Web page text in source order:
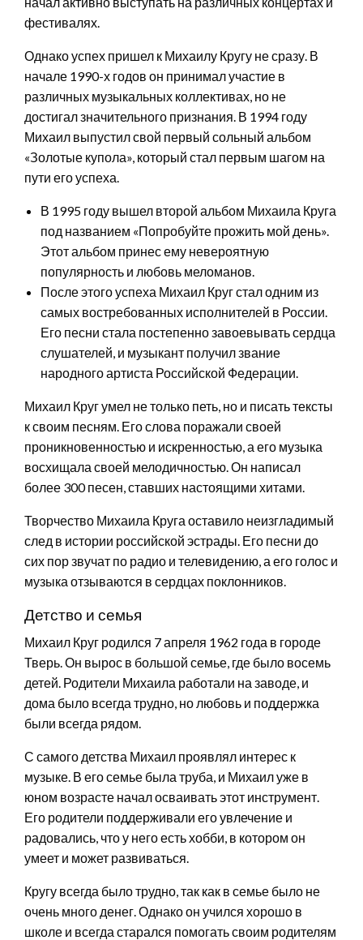
фестивалях.
Однако успех пришел к Михаилу Кругу не сразу. В
начале 1990-х годов он принимал участие в
различных музыкальных коллективах, но не
достигал значительного признания. В 1994 году
Михаил выпустил свой первый сольный альбом
«Золотые купола», который стал первым шагом на
пути его успеха.
В 1995 году вышел второй альбом Михаила Круга
под названием «Попробуйте прожить мой день».
Этот альбом принес ему невероятную
популярность и любовь меломанов.
После этого успеха Михаил Круг стал одним из
самых востребованных исполнителей в России.
Его песни стала постепенно завоевывать сердца
слушателей, и музыкант получил звание
народного артиста Российской Федерации.
Михаил Круг умел не только петь, но и писать тексты
к своим песням. Его слова поражали своей
проникновенностью и искренностью, а его музыка
восхищала своей мелодичностью. Он написал
более 300 песен, ставших настоящими хитами.
Творчество Михаила Круга оставило неизгладимый
след в истории российской эстрады. Его песни до
сих пор звучат по радио и телевидению, а его голос и
музыка отзываются в сердцах поклонников.
Детство и семья
Михаил Круг родился 7 апреля 1962 года в городе
Тверь. Он вырос в большой семье, где было восемь
детей. Родители Михаила работали на заводе, и
дома было всегда трудно, но любовь и поддержка
были всегда рядом.
С самого детства Михаил проявлял интерес к
музыке. В его семье была труба, и Михаил уже в
юном возрасте начал осваивать этот инструмент.
Его родители поддерживали его увлечение и
радовались, что у него есть хобби, в котором он
умеет и может развиваться.
Кругу всегда было трудно, так как в семье было не
очень много денег. Однако он учился хорошо в
школе и всегда старался помогать своим родителям